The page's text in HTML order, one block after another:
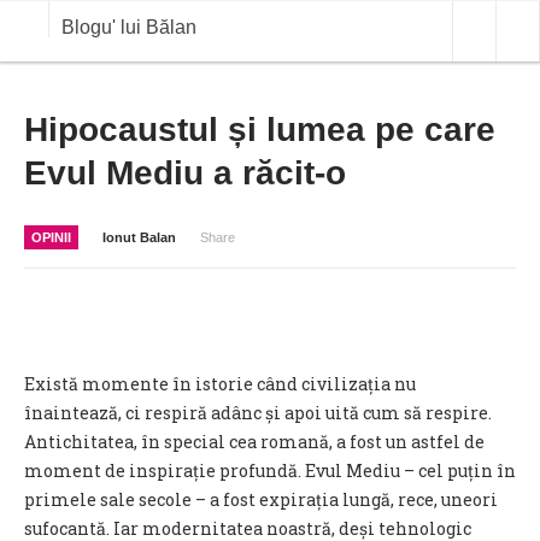
Blogu' lui Bălan
OPINII
ANALIZE
COTATII BVB
Hipocaustul și lumea pe care
Evul Mediu a răcit-o
OPINII Ionut Balan Share
Există momente în istorie când civilizația nu
înaintează, ci respiră adânc și apoi uită cum să respire.
Antichitatea, în special cea romană, a fost un astfel de
moment de inspirație profundă. Evul Mediu – cel puțin în
primele sale secole – a fost expirația lungă, rece, uneori
sufocantă. Iar modernitatea noastră, deși tehnologic